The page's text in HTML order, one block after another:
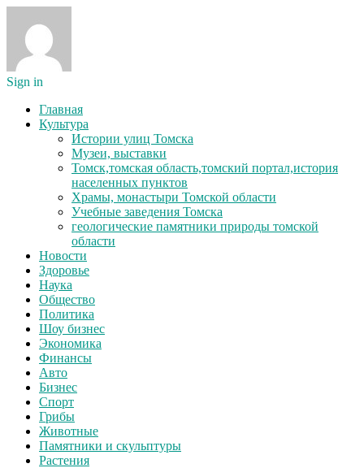
Sign in
Главная
Культура
Истории улиц Томска
Музеи, выставки
Томск,томская область,томский портал,история
населенных пунктов
Храмы, монастыри Томской области
Учебные заведения Томска
геологические памятники природы томской
области
Новости
Здоровье
Наука
Общество
Политика
Шоу бизнес
Экономика
Финансы
Авто
Бизнес
Спорт
Грибы
Животные
Памятники и скульптуры
Растения